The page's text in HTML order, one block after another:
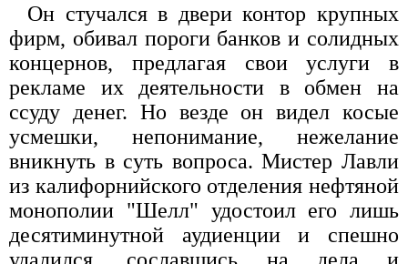
Он стучался в двери контор крупных
фирм, обивал пороги банков и солидных
концернов, предлагая свои услуги в
рекламе их деятельности в обмен на
ссуду денег. Но везде он видел косые
усмешки, непонимание, нежелание
вникнуть в суть вопроса. Мистер Лавли
из калифорнийского отделения нефтяной
монополии "Шелл" удостоил его лишь
десятиминутной аудиенции и спешно
удалился, сославшись на дела и